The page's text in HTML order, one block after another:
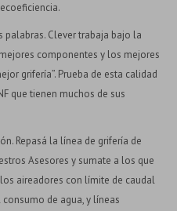
Clever trabaja bajo la
componentes y los mejores
grifería”. Prueba de esta calidad
que tienen muchos de sus
Repasá la línea de grifería de
Asesores y sumate a los que
aireadores con límite de caudal
de agua, y líneas